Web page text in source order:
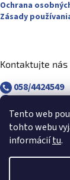
Tento web
tohto webu
informáciítu.
Ochrana
Zásady
Kontaktujte nás
058/4424549